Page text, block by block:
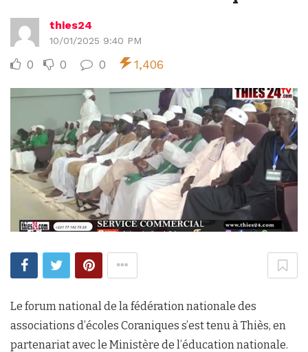
thies24
10/01/2025 9:40 PM
0 0 0 1,406
Le forum national de la fédération nationale des
associations d’écoles Coraniques s’est tenu à Thiès, en
partenariat avec le Ministère de l’éducation nationale.